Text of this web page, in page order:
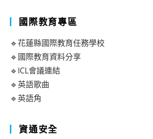
國際教育專區
🔹花蓮縣國際教育任務學校
🔹國際教育資料分享
🔹ICL會議連結
🔹英語歌曲
🔹英語角
資通安全